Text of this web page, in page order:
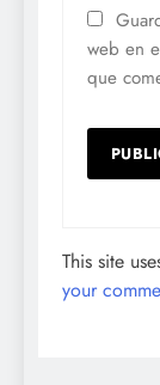
web en
que
This site
your